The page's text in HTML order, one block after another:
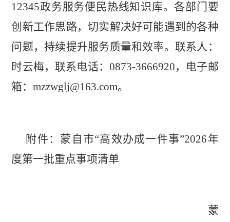
12345政务服务便民热线知识库。各部门要
创新工作思路，切实解决好可能遇到的各种
问题，持续提升服务质量和效率。 联系人：
时云梅，联系电话： 0873-3666920，电子邮
箱：mzzwglj@163.com。
附件：蒙自市“高效办成一件事”2026年
度第一批重点事项清单
蒙